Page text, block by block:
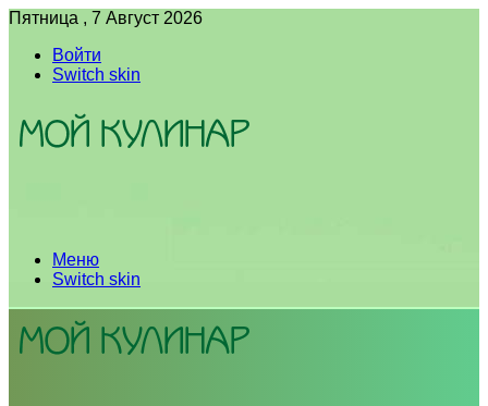
Пятница , 7 Август 2026
Войти
Switch skin
Меню
Switch skin